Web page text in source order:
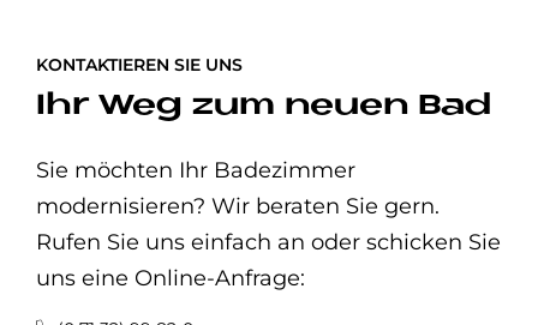
KONTAKTIEREN SIE UNS
Ihr Weg zum neuen Bad
Sie möchten Ihr Badezimmer
modernisieren? Wir beraten Sie gern.
Rufen Sie uns einfach an oder schicken Sie
uns eine Online-Anfrage: